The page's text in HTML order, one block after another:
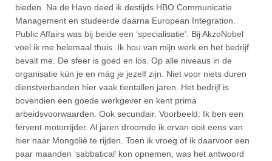
bieden. Na de Havo deed ik destijds HBO Communicatie
Management en studeerde daarna European Integration.
Public Affairs was bij beide een ‘specialisatie’. Bij AkzoNobel
voel ik me helemaal thuis. Ik hou van mijn werk en het bedrijf
bevalt me. De sfeer is goed en los. Op alle niveaus in de
organisatie kún je en mág je jezelf zijn. Niet voor niets duren
dienstverbanden hier vaak tientallen jaren. Het bedrijf is
bovendien een goede werkgever en kent prima
arbeidsvoorwaarden. Ook secundair. Voorbeeld: Ik ben een
fervent motorrijder. Al jaren droomde ik ervan ooit eens van
hier naar Mongolië te rijden. Toen ik vroeg of ik daarvoor een
paar maanden ‘sabbatical’ kon opnemen, was het antwoord